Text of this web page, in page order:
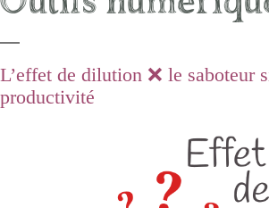
L’effet de dilution ❌ le saboteur
productivité